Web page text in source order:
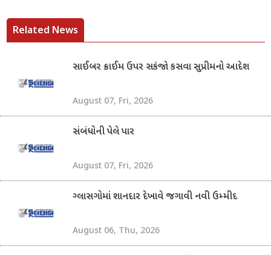
Related News
સાઈબર ક્રાઈમ ઉપર સકંજો કસવા સુપ્રીમનો આદેશ
August 07, Fri, 2026
સંબંધોની પેલે પાર
August 07, Fri, 2026
ગ્લાસગોમાં શાનદાર દેખાવે જગાવી નવી ઉમ્મીદ
August 06, Thu, 2026